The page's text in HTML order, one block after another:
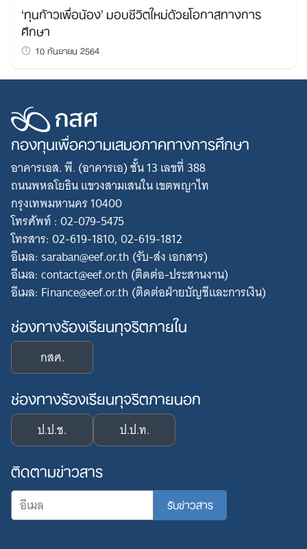
‘ทุนก้าวเพื่อน้อง’ มอบชีวิตใหม่ด้วยโอกาสทางการ
ศึกษา
10 กันยายน 2564
กองทุนเพื่อความเสมอภาคทางการศึกษา
อาคารเอส. พี. (อาคารเอ) ชั้น 13 เลขที่ 388
ถนนพหลโยธิน แขวงสามเสนใน เขตพญาไท
กรุงเทพมหานคร 10400
โทรศัพท์ : 02-079-5475
โทรสาร: 02-619-1810, 02-619-1812
อีเมล: saraban@eef.or.th (รับ-ส่ง เอกสาร)
อีเมล: contact@eef.or.th (ติดต่อ-ประสานงาน)
อีเมล: Finance@eef.or.th (ติดต่อฝ่ายบัญชีและการเงิน)
ช่องทางร้องเรียนทุจริตภายใน
กสศ.
ช่องทางร้องเรียนทุจริตภายนอก
ป.ป.ช. ป.ป.ท.
ติดตามข่าวสาร